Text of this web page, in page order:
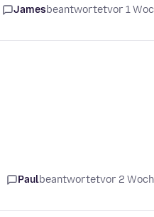
Jamesbeantwortetvor 1
Paulbeantwortetvor 2